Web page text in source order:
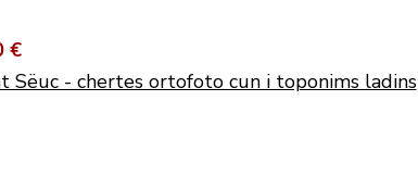
€
Sëuc - chertes ortofoto cun i toponims ladins